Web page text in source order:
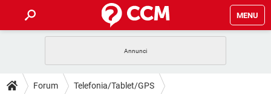
MENU
INTRATTENIMENTO ANDROID
GUIDE
Forum Telefonia/Tablet/GPS